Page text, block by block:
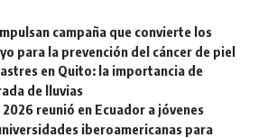
campaña que convierte los
para la prevención del cáncer de piel
en Quito: la importancia de
de lluvias
2026 reunió en Ecuador a jóvenes
iberoamericanas para